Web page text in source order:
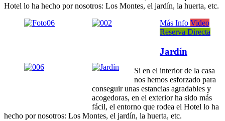
Hotel lo ha hecho por nosotros: Los Montes, el jardín, la huerta, etc.
Más Info Video
Reserva Directa
Jardín
Si en el interior de la casa
nos hemos esforzado para
conseguir unas estancias agradables y
acogedoras, en el exterior ha sido más
fácil, el entorno que rodea el Hotel lo ha
hecho por nosotros: Los Montes, el jardín, la huerta, etc.